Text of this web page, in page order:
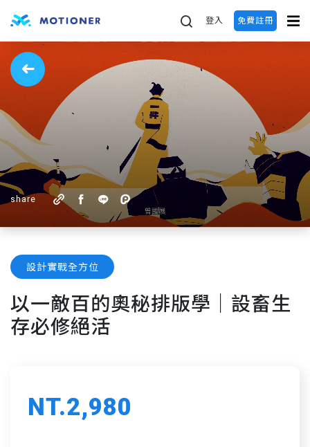
登入 免費註冊
share
設計實戰全方位
以一敵百的奧秘排版學｜設畜生
存必修絕活
NT.2,980